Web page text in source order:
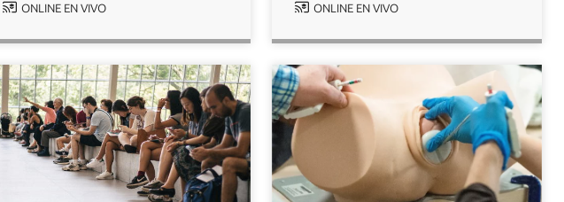
ONLINE EN VIVO
ONLINE EN VIVO